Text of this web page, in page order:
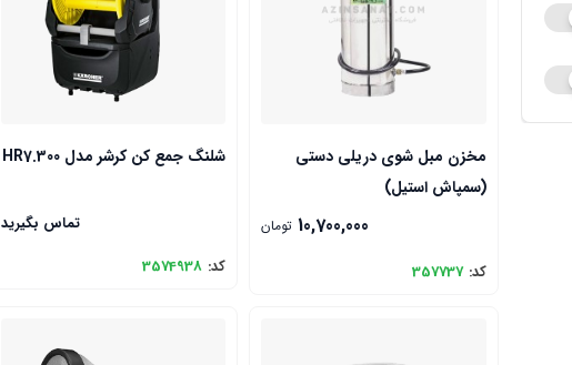
مخزن مبل شوی دریلی دستی
(سمپاش استیل)
10,700,000 تومان
کد: 357737
شلنگ جمع کن کرشر مدل HR7.300
تماس بگیرید
کد: 3574938